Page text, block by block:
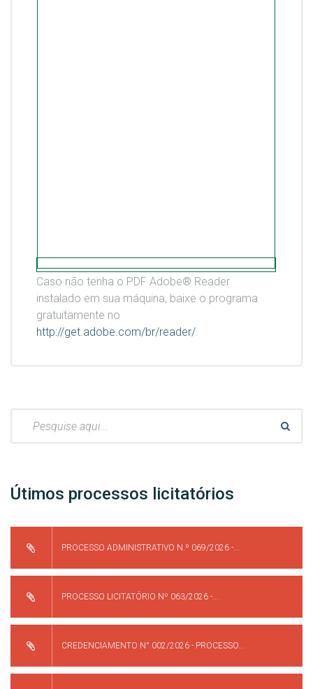
Caso não tenha o PDF Adobe® Reader
instalado em sua máquina, baixe o programa
gratuitamente no
http://get.adobe.com/br/reader/.
Útimos processos licitatórios
PROCESSO ADMINISTRATIVO N.º 069/2026 -...
PROCESSO LICITATÓRIO Nº 063/2026 -...
CREDENCIAMENTO N° 002/2026 - PROCESSO...